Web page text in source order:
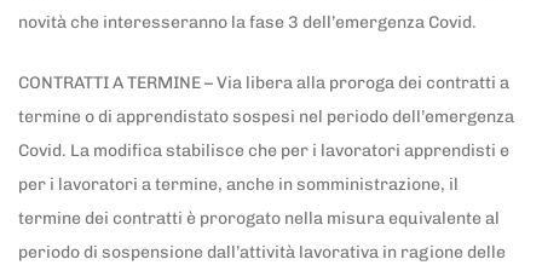
novità che interesseranno la fase 3 dell’emergenza Covid.
CONTRATTI A TERMINE – Via libera alla proroga dei contratti a
termine o di apprendistato sospesi nel periodo dell’emergenza
Covid. La modifica stabilisce che per i lavoratori apprendisti e
per i lavoratori a termine, anche in somministrazione, il
termine dei contratti è prorogato nella misura equivalente al
periodo di sospensione dall’attività lavorativa in ragione delle